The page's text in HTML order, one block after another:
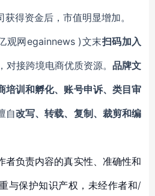
得资金后，市值明显增加。
观网egainnews )文末扫码加入
，对接跨境电商优质资源。 品牌文
培训和孵化、账号申诉、类目审
自改写、转载、复制、裁剪和编
者负责内容的真实性、准确性和
与保护知识产权，未经作者和/